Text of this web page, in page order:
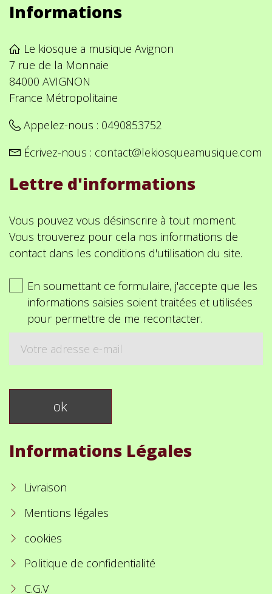
Informations
Le kiosque a musique Avignon
7 rue de la Monnaie
84000 AVIGNON
France Métropolitaine
Appelez-nous : 0490853752
Écrivez-nous : contact@lekiosqueamusique.com
Lettre d'informations
Vous pouvez vous désinscrire à tout moment.
Vous trouverez pour cela nos informations de
contact dans les conditions d'utilisation du site.
En soumettant ce formulaire, j'accepte que les
informations saisies soient traitées et utilisées
pour permettre de me recontacter.
Informations Légales
Livraison
Mentions légales
cookies
Politique de confidentialité
C.G.V